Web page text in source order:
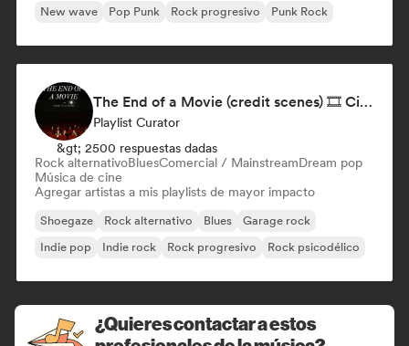
New wave Pop Punk Rock progresivo Punk Rock
The End of a Movie (credit scenes) 🎞️ Cinematic Dream Pop & Bedroom Indie
Playlist Curator
&gt; 2500 respuestas dadas
Rock alternativoBluesComercial / MainstreamDream pop
Música de cine
Agregar artistas a mis playlists de mayor impacto
Shoegaze Rock alternativo Blues
Garage rock
Indie pop
Indie rock Rock progresivo Rock psicodélico
¿Quieres contactar a estos